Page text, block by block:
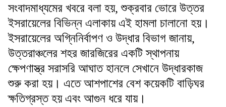
সংবাদমাধ্যমের খবরে বলা হয়, শুক্রবার ভোরে উত্তর
ইসরায়েলের বিভিন্ন এলাকায় এই হামলা চালানো হয়।
ইসরায়েলের অগ্নিনির্বাপণ ও উদ্ধার বিভাগ জানায়,
উত্তরাঞ্চলের শহর জারজিরের একটি স্থাপনায়
ক্ষেপণাস্ত্র সরাসরি আঘাত হানলে সেখানে উদ্ধারকাজ
শুরু করা হয়। এতে আশপাশের বেশ কয়েকটি বাড়িঘর
ক্ষতিগ্রস্ত হয় এবং আগুন ধরে যায়।